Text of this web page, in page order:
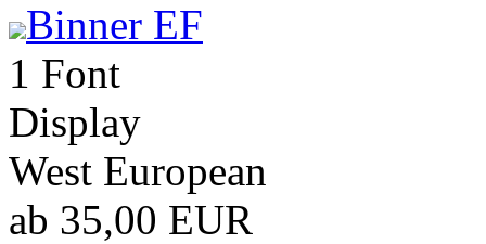
Binner EF
1 Font
Display
West European
ab 35,00 EUR